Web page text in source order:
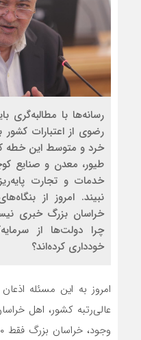
رسانه‌ها با
رضوی از اعتبارات
خرد و متوسط این خطه
طیور، معدن و صنایع
خدمات و تجارت
نبیند. امروز از
خراسان بزرگ خبری
چرا دولت‌ها از
خودداری کرده‌اند؟
امروز به این مسئله
عالی‌رتبه کشور، اهل